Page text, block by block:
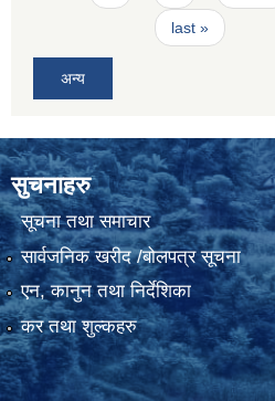
last »
अन्य
सुचनाहरु
सूचना तथा समाचार
सार्वजनिक खरीद /बोलपत्र सूचना
एन, कानुन तथा निर्देशिका
कर तथा शुल्कहरु